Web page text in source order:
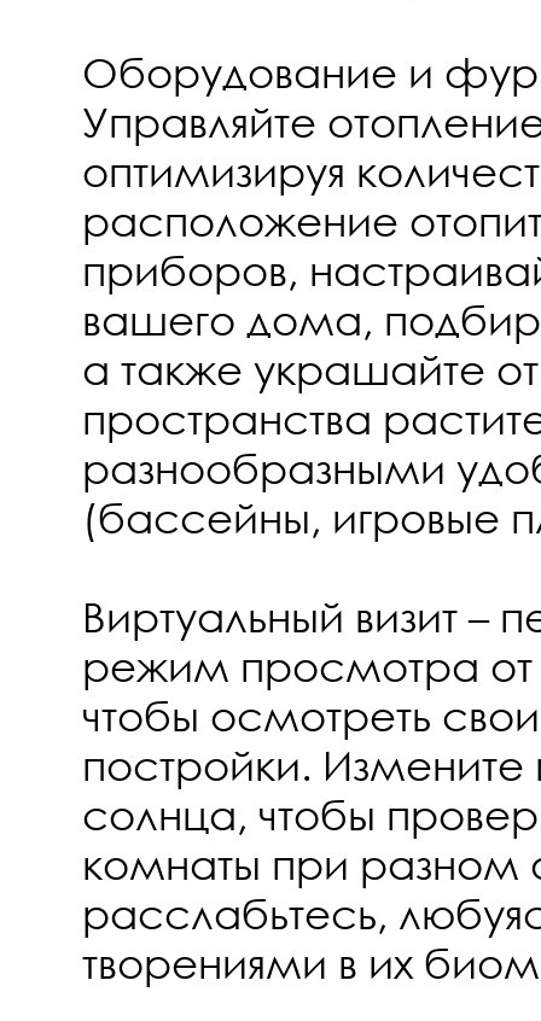
Оборудование и
Управляйте
оптимизируя
расположение
приборов,
вашего дома,
а также украшайте
пространства
разнообразными
(бассейны, игровые
Виртуальный визит –
режим просмотра от
чтобы осмотреть
постройки.
солнца, чтобы
комнаты при разном
расслабьтесь,
творениями в их